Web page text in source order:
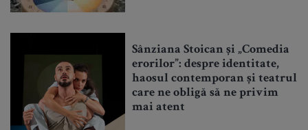
Sânziana Stoican și „Comedia
erorilor”: despre identitate,
haosul contemporan și teatrul
care ne obligă să ne privim
mai atent